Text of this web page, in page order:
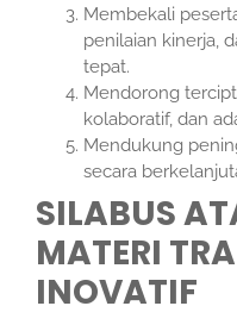
Membekali
penilaian kinerja,
tepat.
Mendorong
kolaboratif, dan
Mendukung
secara
SILABUS
MATERI
INOVATIF